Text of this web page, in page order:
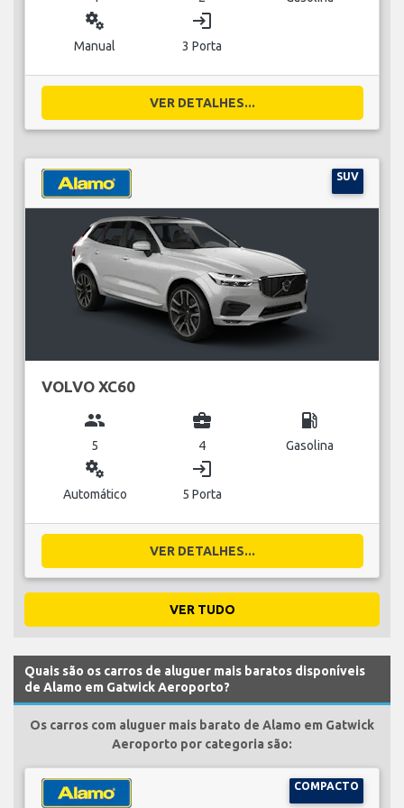
miscellaneous_services
Manual
login
3 Porta
VER DETALHES...
SUV
VOLVO XC60
group
5
business_center
4
local_gas_station
Gasolina
miscellaneous_services
Automático
login
5 Porta
VER DETALHES...
VER TUDO
Quais são os carros de aluguer mais baratos disponíveis
de Alamo em Gatwick Aeroporto?
Os carros com aluguer mais barato de Alamo em Gatwick
Aeroporto por categoria são:
COMPACTO